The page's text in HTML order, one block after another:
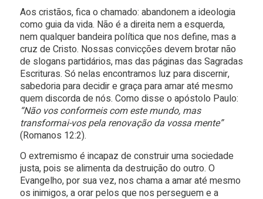
Aos cristãos, fica o chamado: abandonem a ideologia
como guia da vida. Não é a direita nem a esquerda,
nem qualquer bandeira política que nos define, mas a
cruz de Cristo. Nossas convicções devem brotar não
de slogans partidários, mas das páginas das Sagradas
Escrituras. Só nelas encontramos luz para discernir,
sabedoria para decidir e graça para amar até mesmo
quem discorda de nós. Como disse o apóstolo Paulo:
“Não vos conformeis com este mundo, mas
transformai-vos pela renovação da vossa mente”
(Romanos 12:2).
O extremismo é incapaz de construir uma sociedade
justa, pois se alimenta da destruição do outro. O
Evangelho, por sua vez, nos chama a amar até mesmo
os inimigos, a orar pelos que nos perseguem e a